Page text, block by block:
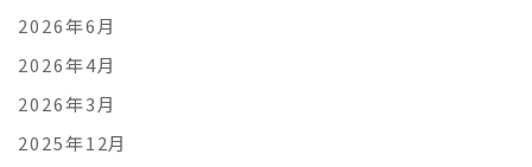
2026年6月
2026年4月
2026年3月
2025年12月